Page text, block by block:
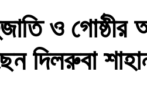
ও
দিলরুবা